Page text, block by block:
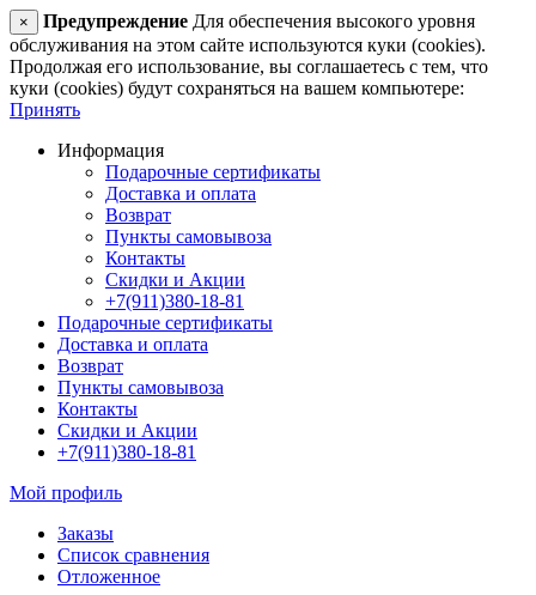
× Предупреждение Для обеспечения высокого уровня
обслуживания на этом сайте используются куки (cookies).
Продолжая его использование, вы соглашаетесь с тем, что
куки (cookies) будут сохраняться на вашем компьютере:
Принять
Информация
Подарочные сертификаты
Доставка и оплата
Возврат
Пункты самовывоза
Контакты
Скидки и Акции
+7(911)380-18-81
Подарочные сертификаты
Доставка и оплата
Возврат
Пункты самовывоза
Контакты
Скидки и Акции
+7(911)380-18-81
Мой профиль
Заказы
Список сравнения
Отложенное